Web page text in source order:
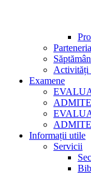
Activități
Examene
Informații utile
Servicii